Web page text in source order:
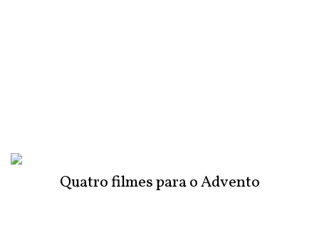
Quatro filmes para o Advento